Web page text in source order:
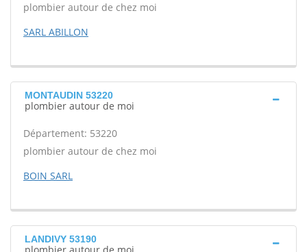
plombier autour de chez moi
SARL ABILLON
MONTAUDIN 53220
plombier autour de moi
Département: 53220
plombier autour de chez moi
BOIN SARL
LANDIVY 53190